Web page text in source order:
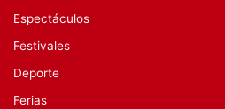
Espectáculos
Festivales
Deporte
Ferias